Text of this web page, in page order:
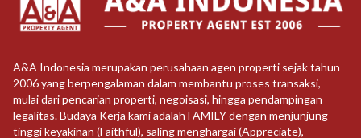
A&A Indonesia merupakan perusahaan agen properti sejak tahun
2006 yang berpengalaman dalam membantu proses transaksi,
mulai dari pencarian properti, negoisasi, hingga pendampingan
legalitas. Budaya Kerja kami adalah FAMILY dengan menjunjung
tinggi keyakinan (Faithful), saling menghargai (Appreciate),